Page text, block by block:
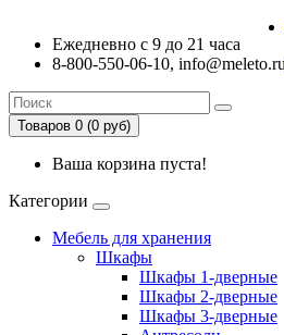
Ежедневно с 9 до 21 часа
8-800-550-06-10, info@meleto.ru
Товаров 0 (0 pуб)
Ваша корзина пуста!
Категории
Мебель для хранения
Шкафы
Шкафы 1-дверные
Шкафы 2-дверные
Шкафы 3-дверные